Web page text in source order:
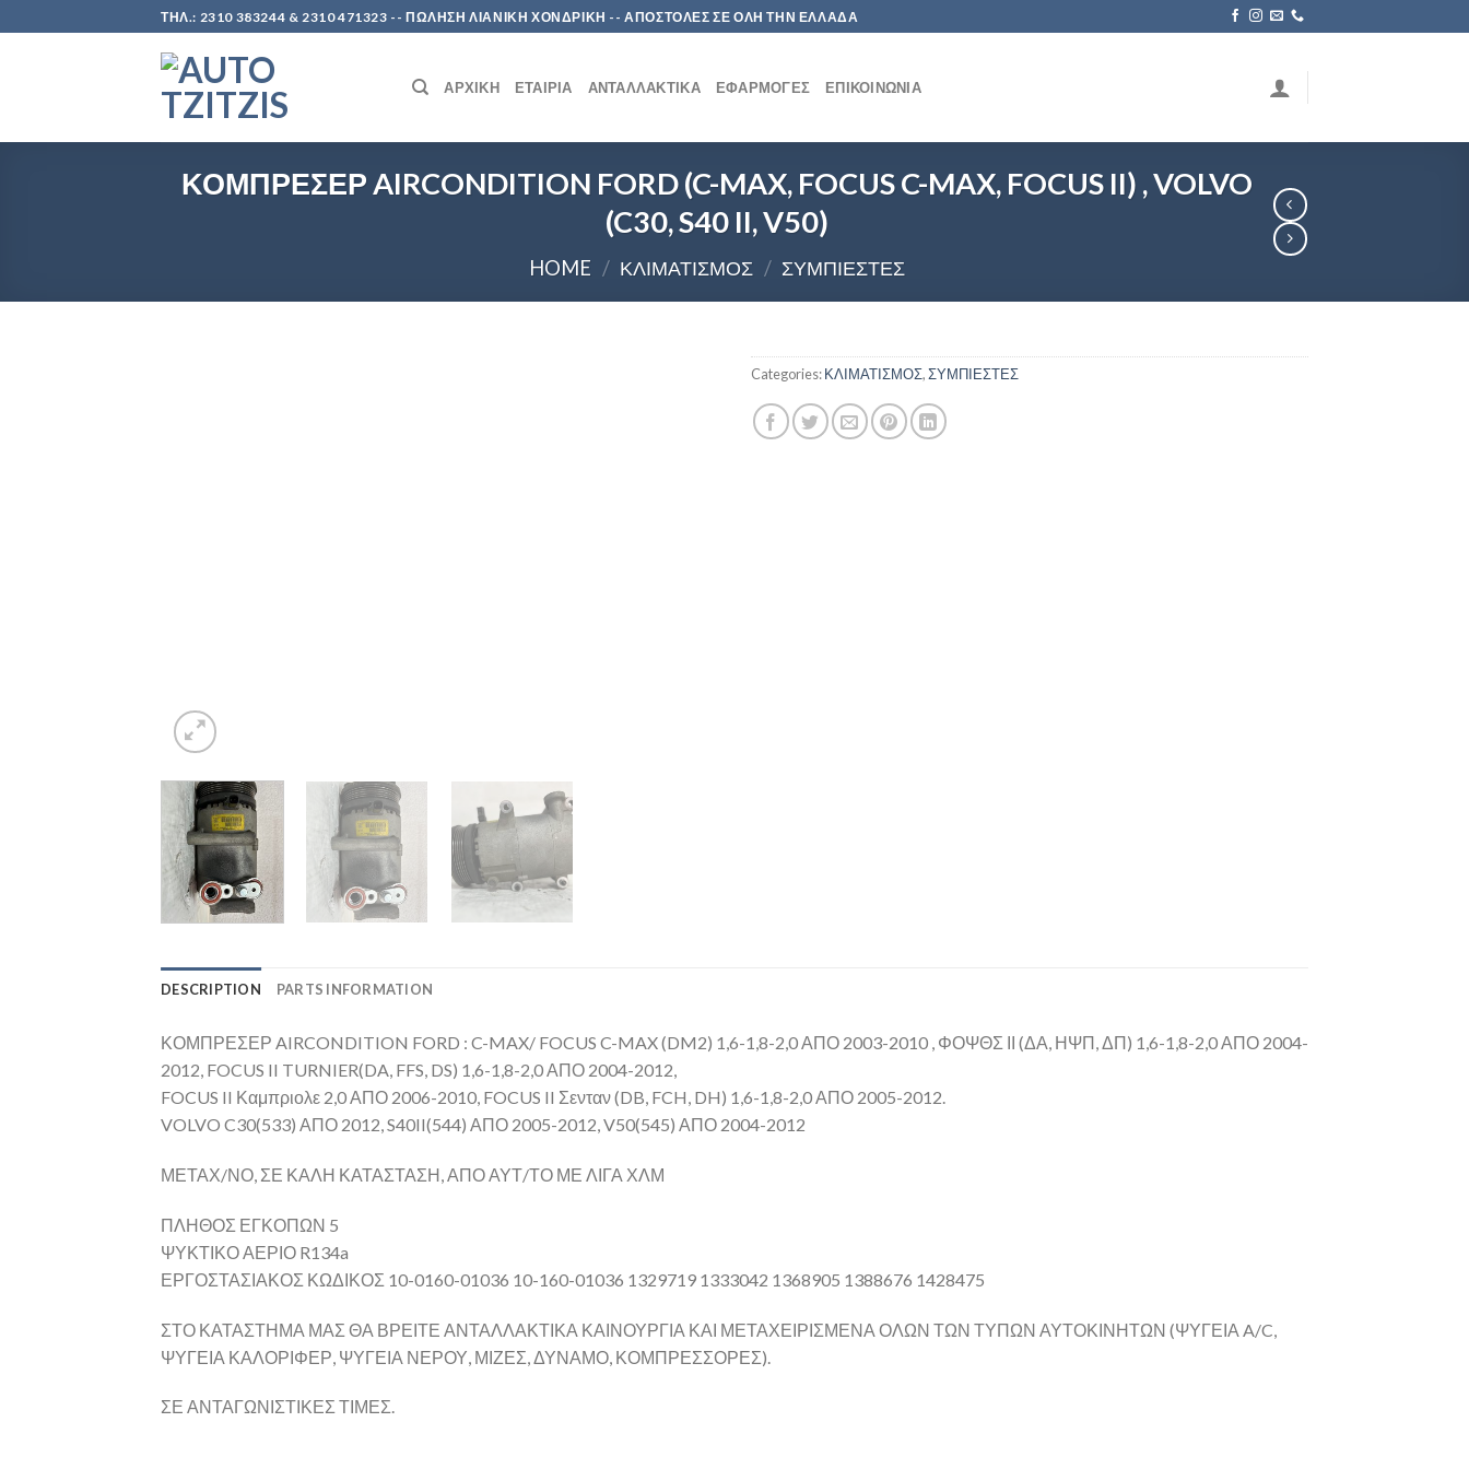
to
ΤΗΛ.: 2310 383244 & 2310 471323 -- ΠΩΛΗΣΗ ΛΙΑΝΙΚΗ ΧΟΝΔΡΙΚΗ -- ΑΠΟΣΤΟΛΕΣ ΣΕ ΟΛΗ ΤΗΝ ΕΛΛΑΔΑ
ΑΡΧΙΚΉ ΕΤΑΙΡΊΑ ΑΝΤΑΛΛΑΚΤΙΚΆ ΕΦΑΡΜΟΓΈΣ ΕΠΙΚΟΙΝΩΝΊΑ
ΚΟΜΠΡΕΣΕΡ AIRCONDITION FORD (C-MAX, FOCUS C-MAX, FOCUS II) , VOLVO
(C30, S40 II, V50)
HOME / ΚΛΙΜΑΤΙΣΜΟΣ / ΣΥΜΠΙΕΣΤΕΣ
Categories:ΚΛΙΜΑΤΙΣΜΟΣ,ΣΥΜΠΙΕΣΤΕΣ
DESCRIPTION PARTS INFORMATION
ΚΟΜΠΡΕΣΕΡ AIRCONDITION FORD : C-MAX/ FOCUS C-MAX (DM2) 1,6-1,8-2,0 ΑΠΟ 2003-2010 , ΦΟΨΘΣ ΙΙ (ΔΑ, ΗΨΠ, ΔΠ) 1,6-1,8-2,0 ΑΠΟ 2004-
2012, FOCUS II TURNIER(DA, FFS, DS) 1,6-1,8-2,0 ΑΠΟ 2004-2012,
FOCUS II Καμπριολε 2,0 ΑΠΟ 2006-2010, FOCUS II Σενταν (DB, FCH, DH) 1,6-1,8-2,0 ΑΠΟ 2005-2012.
VOLVO C30(533) ΑΠΟ 2012, S40II(544) ΑΠΟ 2005-2012, V50(545) ΑΠΟ 2004-2012
ΜΕΤΑΧ/ΝΟ, ΣΕ ΚΑΛΗ ΚΑΤΑΣΤΑΣΗ, ΑΠΟ ΑΥΤ/ΤΟ ΜΕ ΛΙΓΑ ΧΛΜ
ΠΛΗΘΟΣ ΕΓΚΟΠΩΝ 5
ΨΥΚΤΙΚΟ ΑΕΡΙΟ R134a
ΕΡΓΟΣΤΑΣΙΑΚΟΣ ΚΩΔΙΚΟΣ 10-0160-01036 10-160-01036 1329719 1333042 1368905 1388676 1428475
ΣΤΟ ΚΑΤΑΣΤΗΜΑ ΜΑΣ ΘΑ ΒΡΕΙΤΕ ΑΝΤΑΛΛΑΚΤΙΚΑ ΚΑΙΝΟΥΡΓΙΑ ΚΑΙ ΜΕΤΑΧΕΙΡΙΣΜΕΝΑ ΟΛΩΝ ΤΩΝ ΤΥΠΩΝ ΑΥΤΟΚΙΝΗΤΩΝ (ΨΥΓΕΙΑ A/C,
ΨΥΓΕΙΑ ΚΑΛΟΡΙΦΕΡ, ΨΥΓΕΙΑ ΝΕΡΟΥ, ΜΙΖΕΣ, ΔΥΝΑΜΟ, ΚΟΜΠΡΕΣΣΟΡΕΣ).
ΣΕ ΑΝΤΑΓΩΝΙΣΤΙΚΕΣ ΤΙΜΕΣ.